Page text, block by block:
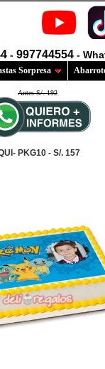
- 997744554 -
Sorpresa
Antes S/. 192
PKG10 - S/. 157